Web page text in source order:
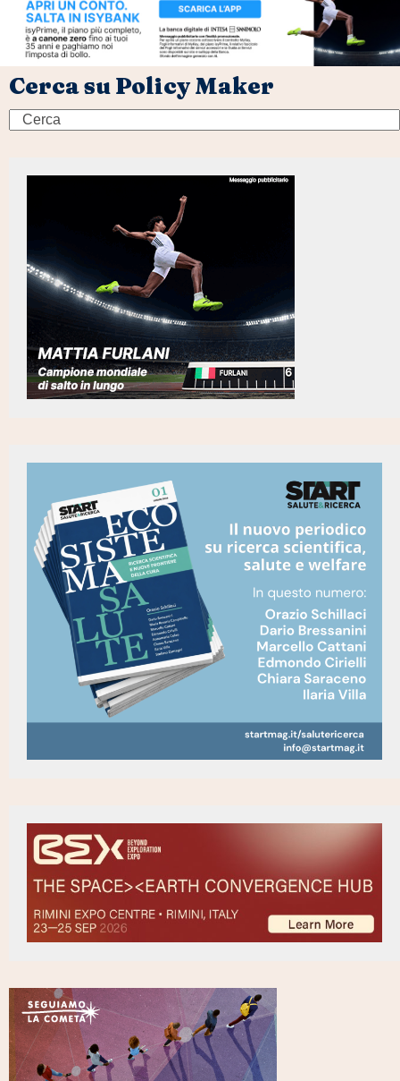
Cerca su Policy Maker
Search